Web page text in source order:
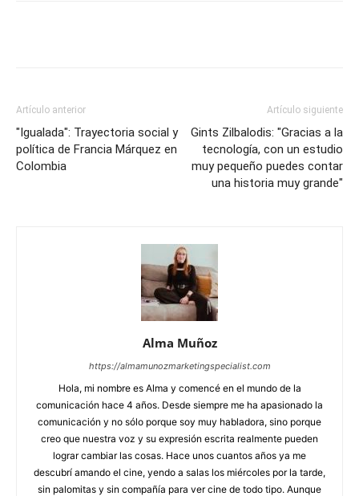
Artículo anterior
"Igualada": Trayectoria social y
política de Francia Márquez en
Colombia
Artículo siguiente
Gints Zilbalodis: "Gracias a la
tecnología, con un estudio
muy pequeño puedes contar
una historia muy grande"
Alma Muñoz
https://almamunozmarketingspecialist.com
Hola, mi nombre es Alma y comencé en el mundo de la
comunicación hace 4 años. Desde siempre me ha apasionado la
comunicación y no sólo porque soy muy habladora, sino porque
creo que nuestra voz y su expresión escrita realmente pueden
lograr cambiar las cosas. Hace unos cuantos años ya me
descubrí amando el cine, yendo a salas los miércoles por la tarde,
sin palomitas y sin compañía para ver cine de todo tipo. Aunque